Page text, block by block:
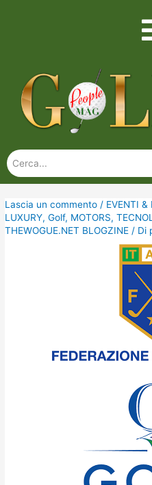
Lascia un commento / EVENTI &
LUXURY,Golf, MOTORS,
THEWOGUE.NET BLOGZINE / Di